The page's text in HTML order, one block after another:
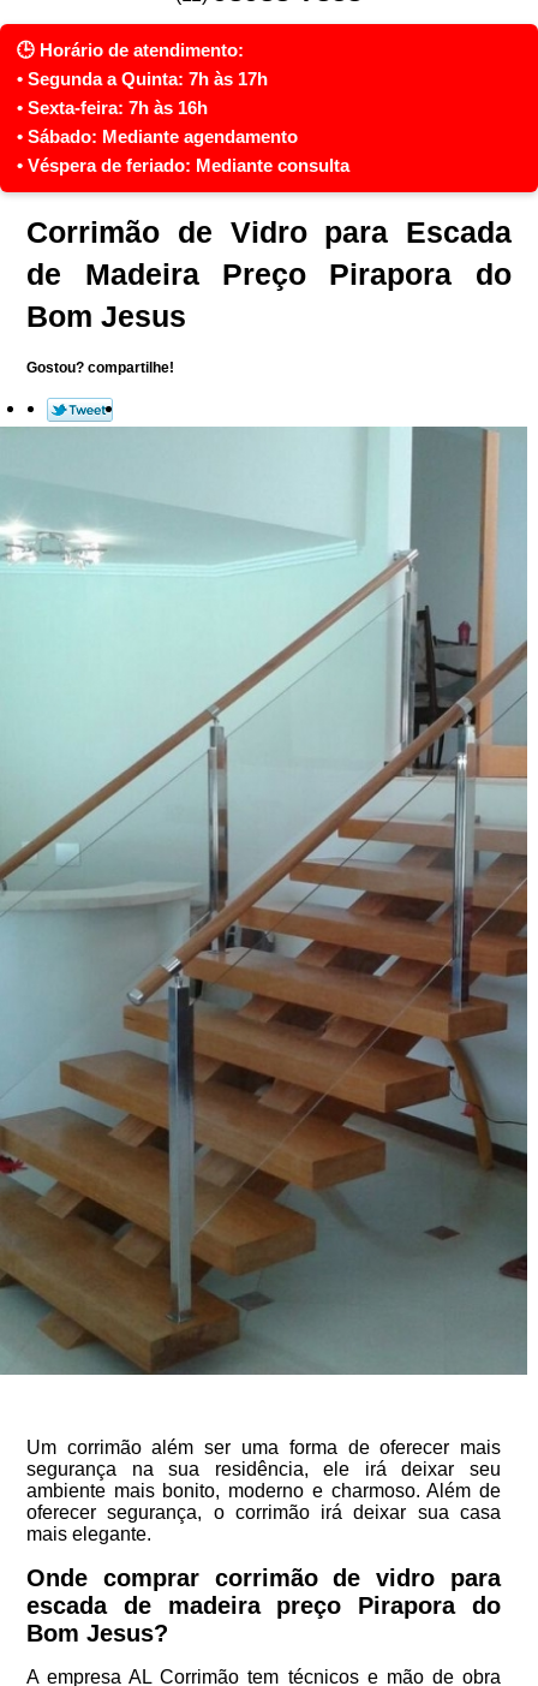
Corrimão de Vidro para Escada
de Madeira Preço Pirapora do
Bom Jesus
Gostou? compartilhe!
Um corrimão além ser uma forma de oferecer mais
segurança na sua residência, ele irá deixar seu
ambiente mais bonito, moderno e charmoso. Além de
oferecer segurança, o corrimão irá deixar sua casa
mais elegante.
Onde comprar corrimão de vidro para
escada de madeira preço Pirapora do
Bom Jesus?
A empresa AL Corrimão tem técnicos e mão de obra